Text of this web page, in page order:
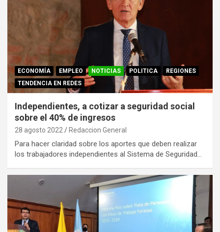
ECONOMÍA EMPLEO NOTICIAS POLITICA
REGIONES
TENDENCIA EN REDES
Independientes, a cotizar a seguridad social
sobre el 40% de ingresos
28 agosto 2022 Redaccion General
Para hacer claridad sobre los aportes que deben realizar
los trabajadores independientes al Sistema de Seguridad…